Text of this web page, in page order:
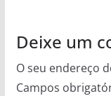
Deixe um
O seu endereço
Campos